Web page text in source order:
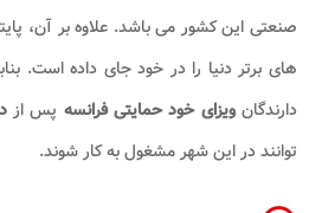
صنعتی این کشور می باشد. علاوه بر آن،
های برتر دنیا را در خود جای داده است.
دارندگانویزای خود حمایتی فرانسه پس از
توانند در این شهر مشغول به کار شوند.